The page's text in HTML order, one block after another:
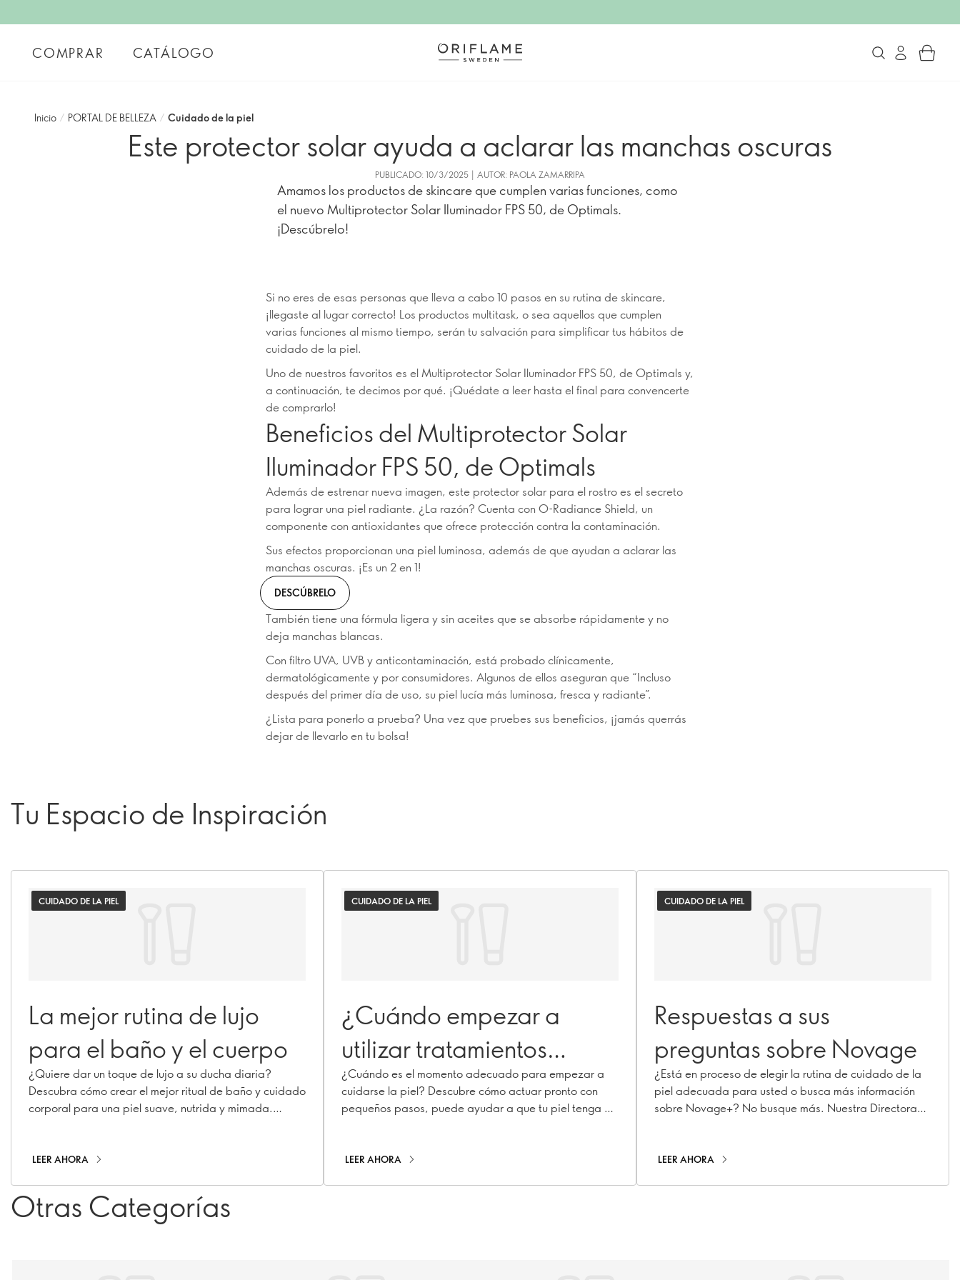
COMPRAR CATÁLOGO
Inicio / PORTAL DE BELLEZA / Cuidado de la piel
Este protector solar ayuda a aclarar las manchas oscuras
PUBLICADO: 10/3/2025 | AUTOR: PAOLA ZAMARRIPA
Amamos los productos de skincare que cumplen varias funciones, como
el nuevo Multiprotector Solar Iluminador FPS 50, de Optimals.
¡Descúbrelo!
Si no eres de esas personas que lleva a cabo 10 pasos en su rutina de skincare,
¡llegaste al lugar correcto! Los productos multitask, o sea aquellos que cumplen
varias funciones al mismo tiempo, serán tu salvación para simplificar tus hábitos de
cuidado de la piel.
Uno de nuestros favoritos es el Multiprotector Solar Iluminador FPS 50, de Optimals y,
a continuación, te decimos por qué. ¡Quédate a leer hasta el final para convencerte
de comprarlo!
Beneficios del Multiprotector Solar
Iluminador FPS 50, de Optimals
Además de estrenar nueva imagen, este protector solar para el rostro es el secreto
para lograr una piel radiante. ¿La razón? Cuenta con O-Radiance Shield, un
componente con antioxidantes que ofrece protección contra la contaminación.
Sus efectos proporcionan una piel luminosa, además de que ayudan a aclarar las
manchas oscuras. ¡Es un 2 en 1!
DESCÚBRELO
También tiene una fórmula ligera y sin aceites que se absorbe rápidamente y no
deja manchas blancas.
Con filtro UVA, UVB y anticontaminación, está probado clínicamente,
dermatológicamente y por consumidores. Algunos de ellos aseguran que “Incluso
después del primer día de uso, su piel lucía más luminosa, fresca y radiante”.
¿Lista para ponerlo a prueba? Una vez que pruebes sus beneficios, ¡jamás querrás
dejar de llevarlo en tu bolsa!
Tu Espacio de Inspiración
CUIDADO DE LA PIEL
La mejor rutina de lujo
para el baño y el cuerpo
¿Quiere dar un toque de lujo a su ducha diaria?
Descubra cómo crear el mejor ritual de baño y cuidado
corporal para una piel suave, nutrida y mimada.
cuidado corporal para una piel suave, nutrida y
LEER AHORA
CUIDADO DE LA PIEL
¿Cuándo empezar a
utilizar tratamientos
antiedad?
¿Cuándo es el momento adecuado para empezar a
cuidarse la piel? Descubre cómo actuar pronto con
pequeños pasos, puede ayudar a que tu piel tenga un
LEER AHORA
CUIDADO DE LA PIEL
Respuestas a sus
preguntas sobre Novage
¿Está en proceso de elegir la rutina de cuidado de la
piel adecuada para usted o busca más información
sobre Novage+? No busque más. Nuestra Directora
respondido a tus preguntas más urgentes sobre
LEER AHORA
Otras Categorías